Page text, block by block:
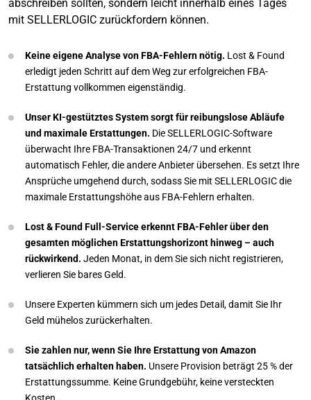
abschreiben sollten, sondern leicht innerhalb eines Tages
mit SELLERLOGIC zurückfordern können.
Keine eigene Analyse von FBA-Fehlern nötig. Lost & Found
erledigt jeden Schritt auf dem Weg zur erfolgreichen FBA-
Erstattung vollkommen eigenständig.
Unser KI-gestütztes System sorgt für reibungslose Abläufe
und maximale Erstattungen. Die SELLERLOGIC-Software
überwacht Ihre FBA-Transaktionen 24/7 und erkennt
automatisch Fehler, die andere Anbieter übersehen. Es setzt Ihre
Ansprüche umgehend durch, sodass Sie mit SELLERLOGIC die
maximale Erstattungshöhe aus FBA-Fehlern erhalten.
Lost & Found Full-Service erkennt FBA-Fehler über den
gesamten möglichen Erstattungshorizont hinweg – auch
rückwirkend. Jeden Monat, in dem Sie sich nicht registrieren,
verlieren Sie bares Geld.
Unsere Experten kümmern sich um jedes Detail, damit Sie Ihr
Geld mühelos zurückerhalten.
Sie zahlen nur, wenn Sie Ihre Erstattung von Amazon
tatsächlich erhalten haben. Unsere Provision beträgt 25 % der
Erstattungssumme. Keine Grundgebühr, keine versteckten